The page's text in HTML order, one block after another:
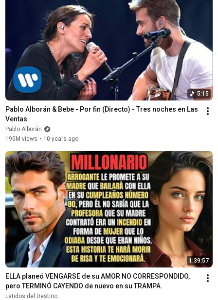
5:15
Pablo Alborán & Bebe - Por fin (Directo) - Tres noches en Las
Ventas
Pablo Alborán
195M views • 10 years ago
1:39:57
ELLA planeó VENGARSE de su AMOR NO CORRESPONDIDO,
pero TERMINÓ CAYENDO de nuevo en su TRAMPA.
Latidos del Destino